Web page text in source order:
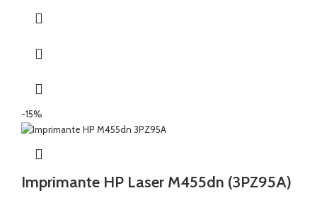
-15%
Imprimante HP Laser M455dn (3PZ95A)